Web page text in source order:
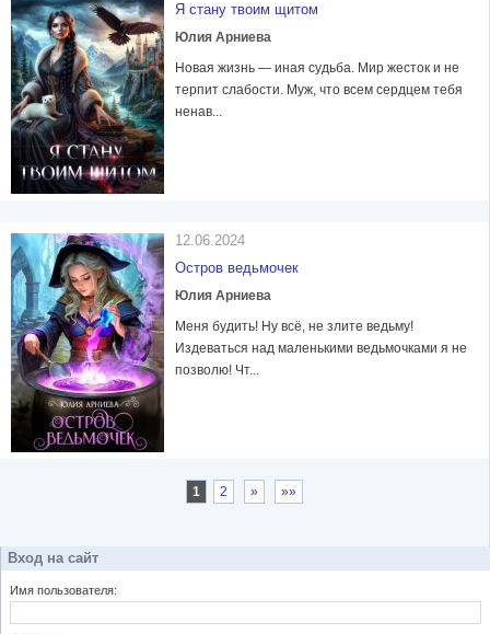
Я стану твоим щитом
Юлия Арниева
Новая жизнь — иная судьба. Мир жесток и не
терпит слабости. Муж, что всем сердцем тебя
ненав...
12.06.2024
Остров ведьмочек
Юлия Арниева
Меня будить! Ну всё, не злите ведьму!
Издеваться над маленькими ведьмочками я не
позволю! Чт...
1 2 » »»
Вход на сайт
Имя пользователя: